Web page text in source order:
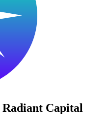
Radiant Capital